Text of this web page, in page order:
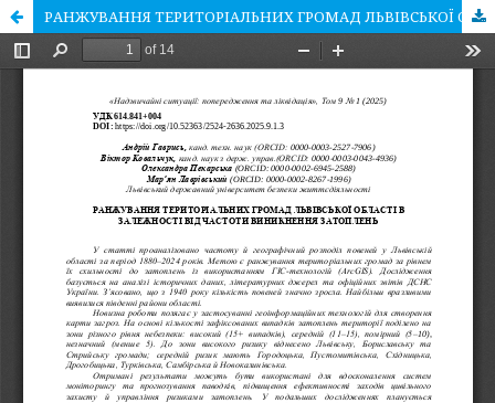
РАНЖУВАННЯ ТЕРИТОРІАЛЬНИХ ГРОМАД ЛЬВІВСЬКОЇ ОБЛАСТІ В ЗАЛЕЖНОСТІ ВІД ЧАСТОТИ ВИНИКНЕННЯ ЗАТОПЛЕНЬ